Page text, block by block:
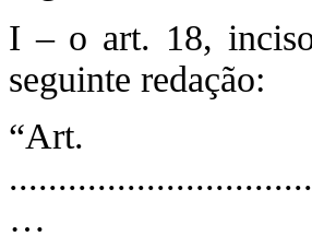
I – o art. 18,
seguinte redação:
…